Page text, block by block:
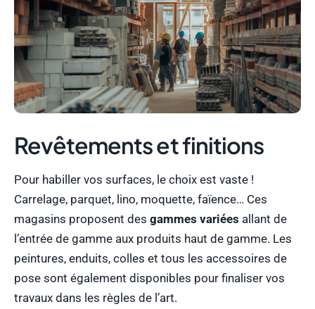
Revêtements et finitions
Pour habiller vos surfaces, le choix est vaste !
Carrelage, parquet, lino, moquette, faïence… Ces
magasins proposent des gammes variées allant de
l’entrée de gamme aux produits haut de gamme. Les
peintures, enduits, colles et tous les accessoires de
pose sont également disponibles pour finaliser vos
travaux dans les règles de l’art.